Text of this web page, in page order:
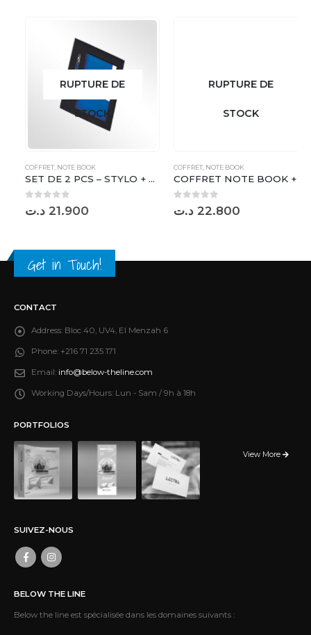
RUPTURE DE
STOCK
COFFRET,NOTE BOOK
SET DE 2 PCS – STYLO + NOTE BOOK ( 02 COULEURS ) – NM0652
21.900 د.ت
RUPTURE DE
STOCK
COFFRET,NOTE BOOK
COFFRET NOTE BOOK + STYLO ( 03 C ) – K30
22.800 د.ت
Get in Touch!
CONTACT
Address: Bloc 40, UV4, El Menzah 6
Phone: +216 71 235 171
Email: info@below-theline.com
Working Days/Hours: Lun - Sam / 9h à 18h
PORTFOLIOS
View More
SUIVEZ-NOUS
BELOW THE LINE
Below the line est spécialisée dans les domaines suivants :